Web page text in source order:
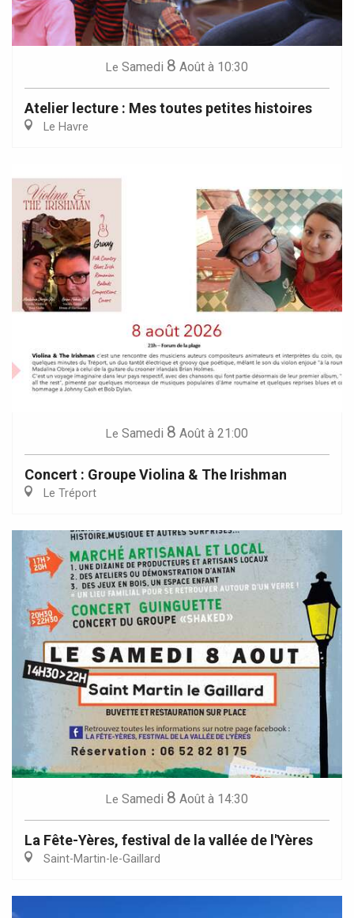
Le Samedi 8 Août à 10:30
Atelier lecture : Mes toutes petites histoires
Le Havre
Le Samedi 8 Août à 21:00
Concert : Groupe Violina & The Irishman
Le Tréport
Le Samedi 8 Août à 14:30
La Fête-Yères, festival de la vallée de l'Yères
Saint-Martin-le-Gaillard